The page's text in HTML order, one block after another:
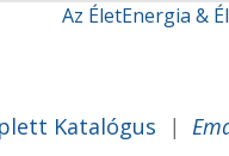
Az ÉletEnergia &
Katalógus |